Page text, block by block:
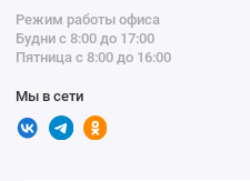
Режим работы офиса
Будни с 8:00 до 17:00
Пятница с 8:00 до 16:00
Мы в сети